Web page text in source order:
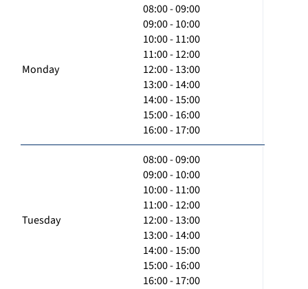
Monday
08:00 - 09:00
09:00 - 10:00
10:00 - 11:00
11:00 - 12:00
12:00 - 13:00
13:00 - 14:00
14:00 - 15:00
15:00 - 16:00
16:00 - 17:00
Tuesday
08:00 - 09:00
09:00 - 10:00
10:00 - 11:00
11:00 - 12:00
12:00 - 13:00
13:00 - 14:00
14:00 - 15:00
15:00 - 16:00
16:00 - 17:00